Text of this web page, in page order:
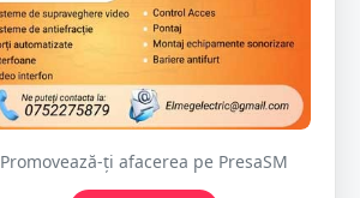
Promovează-ți afacerea pe PresaSM